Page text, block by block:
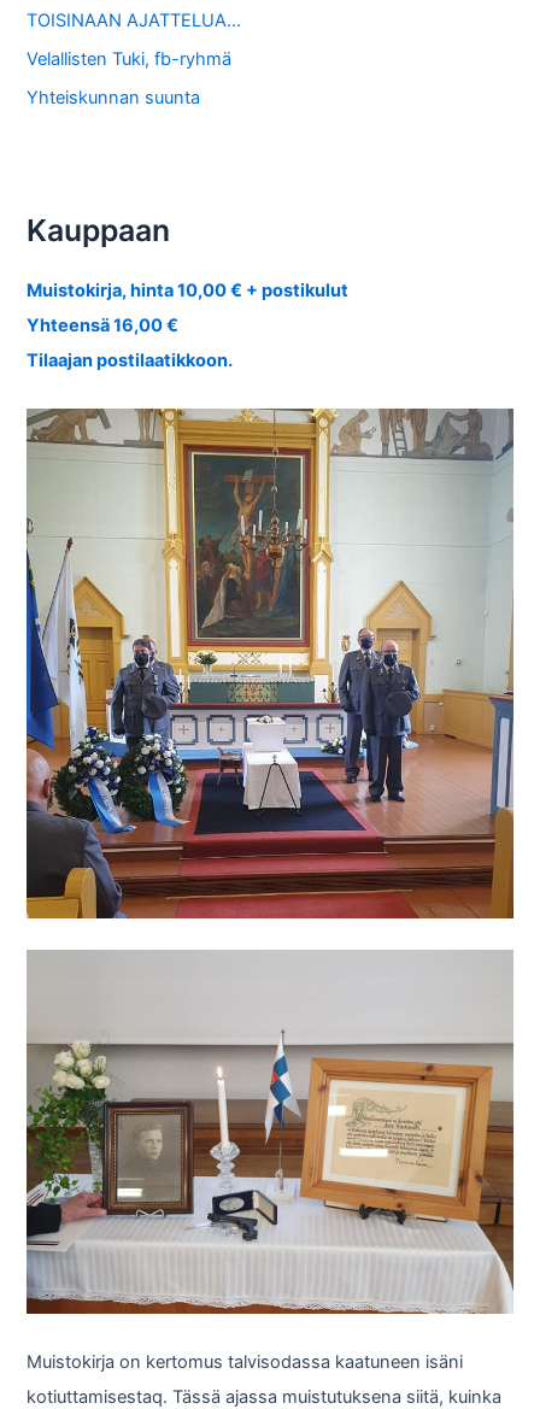
TOISINAAN AJATTELUA…
Velallisten Tuki, fb-ryhmä
Yhteiskunnan suunta
Kauppaan
Muistokirja, hinta 10,00 € + postikulut
Yhteensä 16,00 €
Tilaajan postilaatikkoon.
Muistokirja on kertomus talvisodassa kaatuneen isäni
kotiuttamisestaq. Tässä ajassa muistutuksena siitä, kuinka